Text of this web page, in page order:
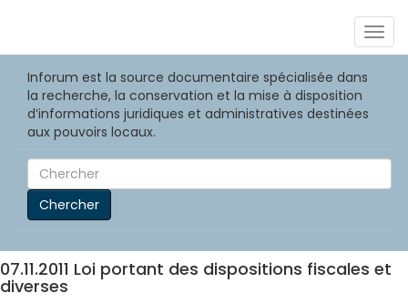
Inforum est la source documentaire spécialisée dans
la recherche, la conservation et la mise à disposition
d’informations juridiques et administratives destinées
aux pouvoirs locaux.
Chercher
07.11.2011 Loi portant des dispositions fiscales et
diverses